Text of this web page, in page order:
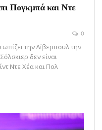
Πογκμπά και Ντε
0
την Λίβερπουλ την
δεν είναι
Ντε Χέα και Πολ